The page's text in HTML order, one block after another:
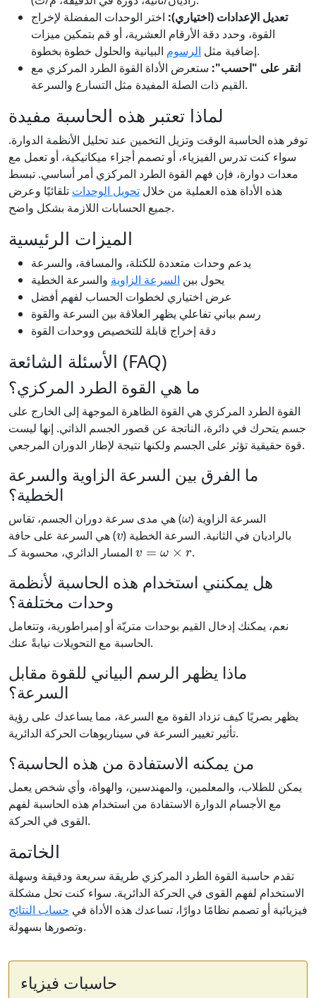
تعديل الإعدادات (اختياري): اختر الوحدات المفضلة لإخراج
القوة، وحدد دقة الأرقام العشرية، أو قم بتمكين ميزات
إضافية مثل الرسوم
البيانية والحلول خطوة بخطوة.
انقر على "احسب": ستعرض الأداة القوة الطرد المركزي مع
القيم ذات الصلة المفيدة مثل التسارع والسرعة.
لماذا تعتبر هذه الحاسبة مفيدة
توفر هذه الحاسبة الوقت وتزيل التخمين عند تحليل الأنظمة الدوارة.
سواء كنت تدرس الفيزياء، أو تصمم أجزاء ميكانيكية، أو تعمل مع
معدات دوارة، فإن فهم القوة الطرد المركزي أمر أساسي. تبسط
هذه الأداة هذه العملية من خلال تحويل الوحدات تلقائيًا وعرض
جميع الحسابات اللازمة بشكل واضح.
الميزات الرئيسية
يدعم وحدات متعددة للكتلة، والمسافة، والسرعة
يحول بين السرعة الزاوية والسرعة الخطية
عرض اختياري لخطوات الحساب لفهم أفضل
رسم بياني تفاعلي يظهر العلاقة بين السرعة والقوة
دقة إخراج قابلة للتخصيص ووحدات القوة
الأسئلة الشائعة (FAQ)
ما هي القوة الطرد المركزي؟
القوة الطرد المركزي هي القوة الظاهرة الموجهة إلى الخارج على
جسم يتحرك في دائرة، الناتجة عن قصور الجسم الذاتي. إنها ليست
قوة حقيقية تؤثر على الجسم ولكنها نتيجة لإطار الدوران المرجعي.
ما الفرق بين السرعة الزاوية والسرعة
الخطية؟
السرعة الزاوية ( ) هي مدى سرعة دوران الجسم، تقاس
بالراديان في الثانية. السرعة الخطية (
v
) هي السرعة على حافة
v=ω ×r
.
هل يمكنني استخدام هذه الحاسبة لأنظمة
وحدات مختلفة؟
نعم، يمكنك إدخال القيم بوحدات متريّة أو إمبراطورية، وتتعامل
الحاسبة مع التحويلات نيابةً عنك.
ماذا يظهر الرسم البياني للقوة مقابل
السرعة؟
يظهر بصريًا كيف تزداد القوة مع السرعة، مما يساعدك على رؤية
تأثير تغيير السرعة في سيناريوهات الحركة الدائرية.
من يمكنه الاستفادة من هذه الحاسبة؟
يمكن للطلاب، والمعلمين، والمهندسين، والهواة، وأي شخص يعمل
مع الأجسام الدوارة الاستفادة من استخدام هذه الحاسبة لفهم
القوى في الحركة.
الخاتمة
تقدم حاسبة القوة الطرد المركزي طريقة سريعة ودقيقة وسهلة
الاستخدام لفهم القوى في الحركة الدائرية. سواء كنت تحل مشكلة
فيزيائية أو تصمم نظامًا دوارًا، تساعدك هذه الأداة في حساب النتائج
وتصورها بسهولة.
حاسبات فيزياء